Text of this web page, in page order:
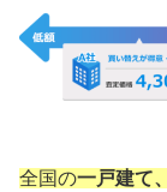
全国の一戸建て